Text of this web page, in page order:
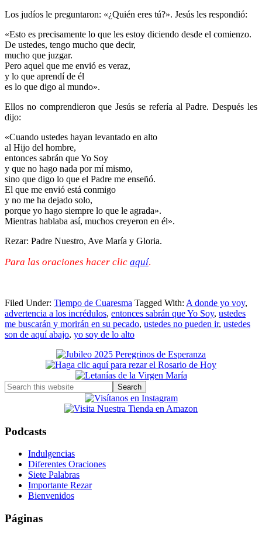
Los judíos le preguntaron: «¿Quién eres tú?». Jesús les respondió:
«Esto es precisamente lo que les estoy diciendo desde el comienzo.
De ustedes, tengo mucho que decir,
mucho que juzgar.
Pero aquel que me envió es veraz,
y lo que aprendí de él
es lo que digo al mundo».
Ellos no comprendieron que Jesús se refería al Padre. Después les
dijo:
«Cuando ustedes hayan levantado en alto
al Hijo del hombre,
entonces sabrán que Yo Soy
y que no hago nada por mí mismo,
sino que digo lo que el Padre me enseñó.
El que me envió está conmigo
y no me ha dejado solo,
porque yo hago siempre lo que le agrada».
Mientras hablaba así, muchos creyeron en él».
Rezar: Padre Nuestro, Ave María y Gloria.
Para las oraciones hacer clic aquí.
Filed Under: Tiempo de Cuaresma Tagged With: A donde yo voy,
advertencia a los incrédulos, entonces sabrán que Yo Soy, ustedes
me buscarán y morirán en su pecado, ustedes no pueden ir, ustedes
son de aquí abajo, yo soy de lo alto
Primary
Sidebar
Search
this
Podcasts
Indulgencias
Diferentes Oraciones
Siete Palabras
Importante Rezar
Bienvenidos
Páginas